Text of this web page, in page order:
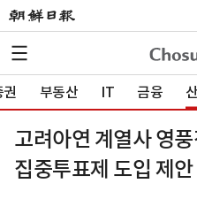
부동산 IT 금융
고려아연 계열사 영
집중투표제 도입 제안